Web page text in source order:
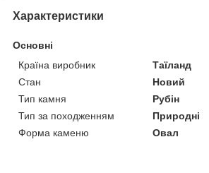
Характеристики
Основні
Країна виробник
Таїланд
Стан
Новий
Тип камня
Рубін
Тип за походженням
Природні
Форма каменю
Овал